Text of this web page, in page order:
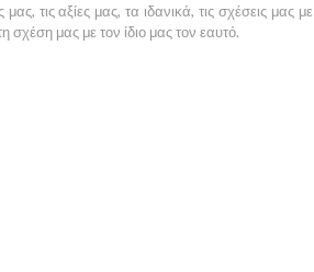
τις αξίες μας, τα ιδανικά, τις σχέσεις μας με
μας με τον ίδιο μας τον εαυτό.